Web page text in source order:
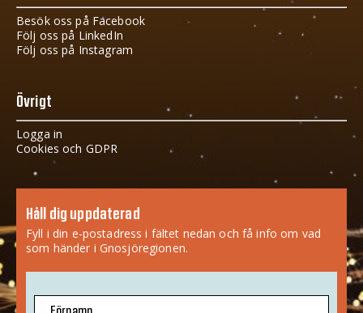
Besök oss på Facebook
Följ oss på LinkedIn
Följ oss på Instagram
Övrigt
Logga in
Cookies och GDPR
Håll dig uppdaterad
Fyll i din e-postadress i fältet nedan och få info om vad
som händer i Gnosjöregionen.